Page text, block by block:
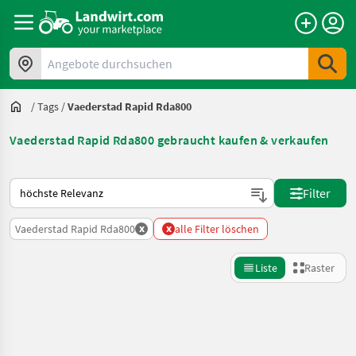
Angebote durchsuchen
/Tags /Vaederstad Rapid Rda800
Vaederstad Rapid Rda800 gebraucht kaufen & verkaufen
So wird auf Landwirt.com sortiert
Filter
Vaederstad Rapid Rda800 x x alle Filter löschen
Liste Raster